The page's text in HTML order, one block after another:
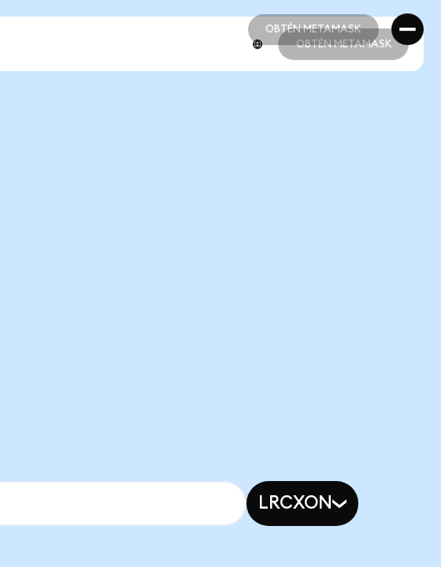
OBTÉN METAMASK
OBTÉN METAMASK
OBTÉN METAMASK
LRCXON